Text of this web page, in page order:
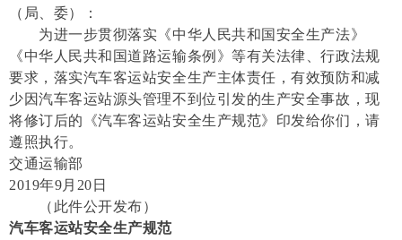
（局、委）：
为进一步贯彻落实《中华人民共和国安全生产法》
《中华人民共和国道路运输条例》等有关法律、行政法规
要求，落实汽车客运站安全生产主体责任，有效预防和减
少因汽车客运站源头管理不到位引发的生产安全事故，现
将修订后的《汽车客运站安全生产规范》印发给你们，请
遵照执行。
交通运输部
2019年9月20日
（此件公开发布）
汽车客运站安全生产规范